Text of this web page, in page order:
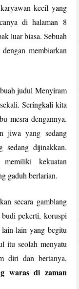
kecil yang
di halaman 8
luar biasa. Sebuah
membiarkan
judul Menyiram
Seringkali kita
mesra dengannya.
jiwa yang sedang
sedang dijinakkan.
kekuatan
gaduh berlarian.
secara gamblang
pekerti, koruspi
lain yang begitu
itu seolah menyatu
diri dan bertanya,
waras di zaman